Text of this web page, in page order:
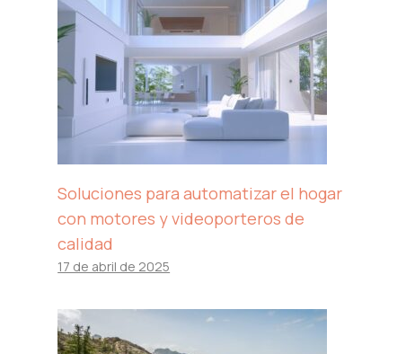
Soluciones para automatizar el hogar
con motores y videoporteros de
calidad
17 de abril de 2025